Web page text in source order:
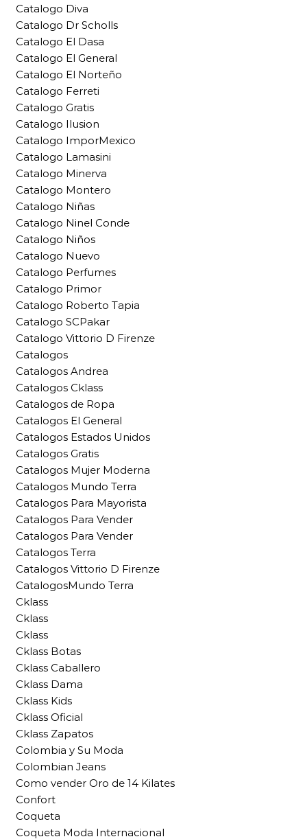
Catalogo Diva
Catalogo Dr Scholls
Catalogo El Dasa
Catalogo El General
Catalogo El Norteño
Catalogo Ferreti
Catalogo Gratis
Catalogo Ilusion
Catalogo ImporMexico
Catalogo Lamasini
Catalogo Minerva
Catalogo Montero
Catalogo Niñas
Catalogo Ninel Conde
Catalogo Niños
Catalogo Nuevo
Catalogo Perfumes
Catalogo Primor
Catalogo Roberto Tapia
Catalogo SCPakar
Catalogo Vittorio D Firenze
Catalogos
Catalogos Andrea
Catalogos Cklass
Catalogos de Ropa
Catalogos El General
Catalogos Estados Unidos
Catalogos Gratis
Catalogos Mujer Moderna
Catalogos Mundo Terra
Catalogos Para Mayorista
Catalogos Para Vender
Catalogos Para Vender
Catalogos Terra
Catalogos Vittorio D Firenze
CatalogosMundo Terra
Cklass
Cklass
Cklass
Cklass Botas
Cklass Caballero
Cklass Dama
Cklass Kids
Cklass Oficial
Cklass Zapatos
Colombia y Su Moda
Colombian Jeans
Como vender Oro de 14 Kilates
Confort
Coqueta
Coqueta Moda Internacional